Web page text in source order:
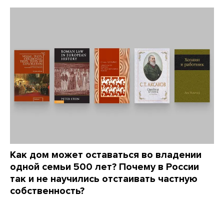
Как дом может оставаться во владении
одной семьи 500 лет? Почему в России
так и не научились отстаивать частную
собственность?